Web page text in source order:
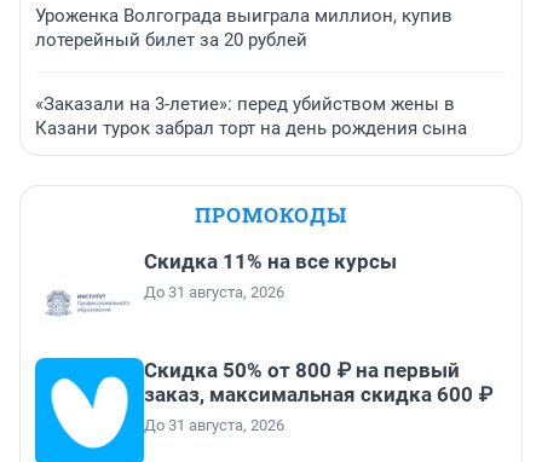
Уроженка Волгограда выиграла миллион, купив
лотерейный билет за 20 рублей
«Заказали на 3-летие»: перед убийством жены в
Казани турок забрал торт на день рождения сына
ПРОМОКОДЫ
Скидка 11% на все курсы
До 31 августа, 2026
Скидка 50% от 800 ₽ на первый
заказ, максимальная скидка 600 ₽
До 31 августа, 2026